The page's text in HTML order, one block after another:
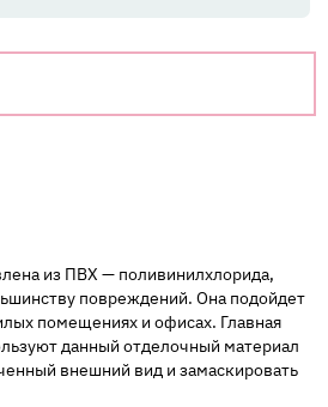
из ПВХ — поливинилхлорида,
повреждений. Она подойдет
помещениях и офисах. Главная
данный отделочный материал
внешний вид и замаскировать